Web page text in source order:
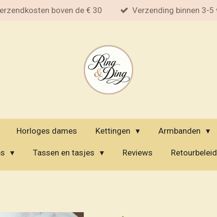
boven de € 30 Verzending binnen 3-5
Horloges dames Kettingen Armbanden
Tassen en tasjes Reviews Retourbeleid